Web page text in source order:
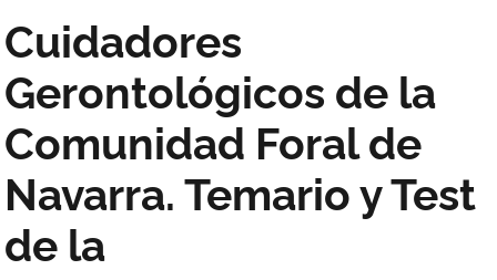
Cuidadores
Gerontológicos de la
Comunidad Foral de
Navarra. Temario y Test
de la